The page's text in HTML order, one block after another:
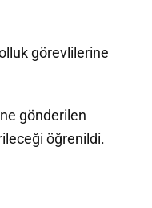
görevlilerine
gönderilen
öğrenildi.